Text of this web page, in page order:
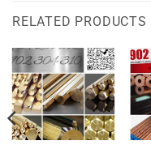
RELATED PRODUCTS